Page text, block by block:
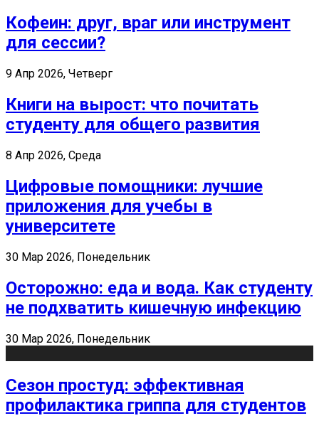
Кофеин: друг, враг или инструмент
для сессии?
9 Апр 2026, Четверг
Книги на вырост: что почитать
студенту для общего развития
8 Апр 2026, Среда
Цифровые помощники: лучшие
приложения для учебы в
университете
30 Мар 2026, Понедельник
Осторожно: еда и вода. Как студенту
не подхватить кишечную инфекцию
30 Мар 2026, Понедельник
Сезон простуд: эффективная
профилактика гриппа для студентов